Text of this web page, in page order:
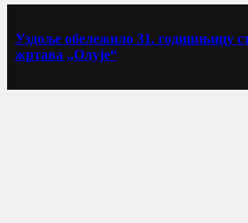
Уздоље обележило 31. годишњицу
жртава „Олује“